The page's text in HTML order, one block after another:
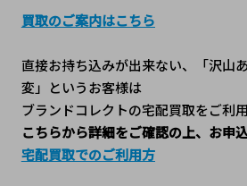
買取のご案内はこちら
直接お持ち込みが出来ない、「沢山
変」というお客様は
ブランドコレクトの宅配買取をご利
こちらから詳細をご確認の上、お申
宅配買取でのご利用方